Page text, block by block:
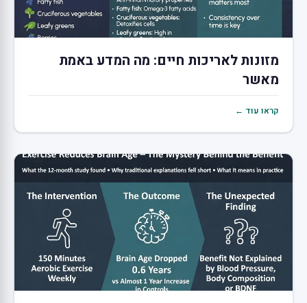
מזונות לאריכות חיים: מה המדע באמת
מאשר
קראו עוד ←